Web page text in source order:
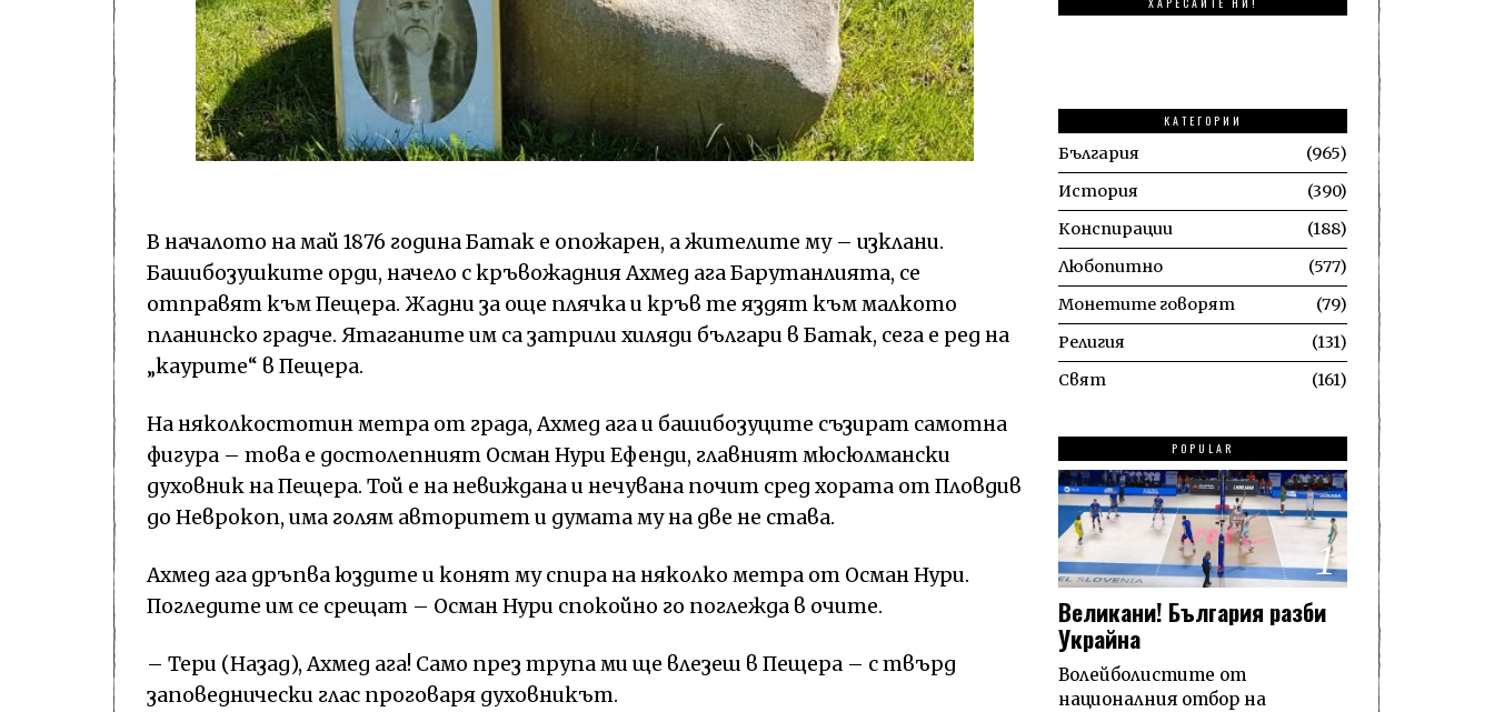
В началото на май 1876 година Батак е опожарен, а жителите му – изклани.
Башибозушките орди, начело с кръвожадния Ахмед ага Барутанлията, се
отправят към Пещера. Жадни за още плячка и кръв те яздят към малкото
планинско градче. Ятаганите им са затрили хиляди българи в Батак, сега е ред на
„каурите“ в Пещера.
На няколкостотин метра от града, Ахмед ага и башибозуците съзират самотна
фигура – това е достолепният Осман Нури Ефенди, главният мюсюлмански
духовник на Пещера. Той е на невиждана и нечувана почит сред хората от Пловдив
до Неврокоп, има голям авторитет и думата му на две не става.
Ахмед ага дръпва юздите и конят му спира на няколко метра от Осман Нури.
Погледите им се срещат – Осман Нури спокойно го поглежда в очите.
– Тери (Назад), Ахмед ага! Само през трупа ми ще влезеш в Пещера – с твърд
заповеднически глас проговаря духовникът.
КАТЕГОРИИ
България
965
История
390
Конспирации
188
Любопитно
577
Монетите говорят
79
Религия
131
Свят
161
POPULAR
1
Великани! България разби
Украйна
Волейболистите от
националния отбор на